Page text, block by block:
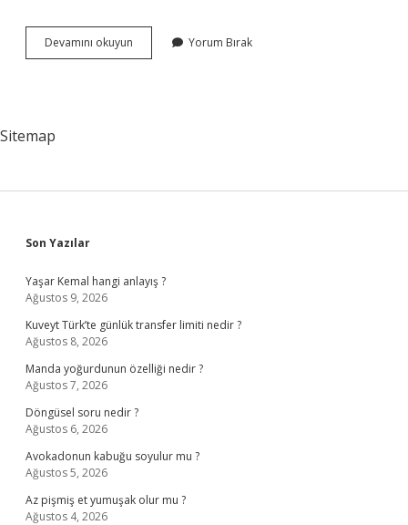
Devamını okuyun
Öğrencilerin
Yorum Bırak
Sitemap
Sidebar
Son Yazılar
Yaşar Kemal hangi anlayış ?
Ağustos 9, 2026
Kuveyt Türk’te günlük transfer limiti nedir ?
Ağustos 8, 2026
Manda yoğurdunun özelliği nedir ?
Ağustos 7, 2026
Döngüsel soru nedir ?
Ağustos 6, 2026
Avokadonun kabuğu soyulur mu ?
Ağustos 5, 2026
Az pişmiş et yumuşak olur mu ?
Ağustos 4, 2026